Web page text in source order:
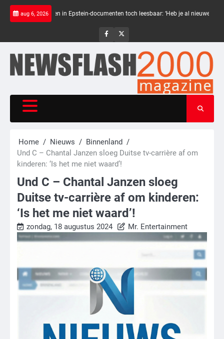
Skip
aug 6, 2026
balken in Epstein-documenten toch leesbaar: ‘Heb je al nieuwe ongepaste
NewsFlash
Home Nieuws
Binnenland
Und C – Chantal Janzen sloeg Duitse tv-carrière af om
kinderen: ‘Is het me niet waard’!
Und C – Chantal Janzen sloeg
Duitse tv-carrière af om kinderen:
‘Is het me niet waard’!
zondag, 18 augustus 2024 Mr. Entertainment